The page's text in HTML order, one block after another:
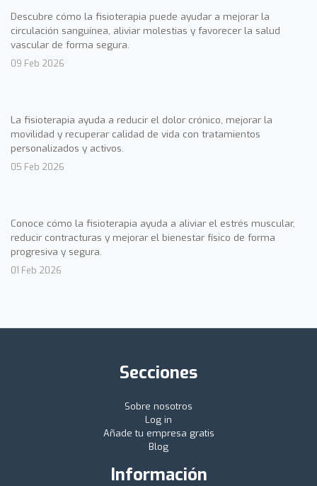
Descubre cómo la fisioterapia puede ayudar a mejorar la
circulación sanguínea, aliviar molestias y favorecer la salud
vascular de forma segura.
09 Feb 2026
La fisioterapia ayuda a reducir el dolor crónico, mejorar la
movilidad y recuperar calidad de vida con tratamientos
personalizados y activos.
05 Feb 2026
Conoce cómo la fisioterapia ayuda a aliviar el estrés muscular,
reducir contracturas y mejorar el bienestar físico de forma
progresiva y segura.
01 Feb 2026
Secciones
Sobre nosotros
Log in
Añade tu empresa gratis
Blog
Información